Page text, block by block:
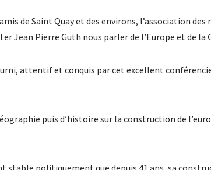
de Saint Quay et des environs, l’association
Jean Pierre Guth nous parler de l’Europe et de la
attentif et conquis par cet excellent
puis d’histoire sur la construction de